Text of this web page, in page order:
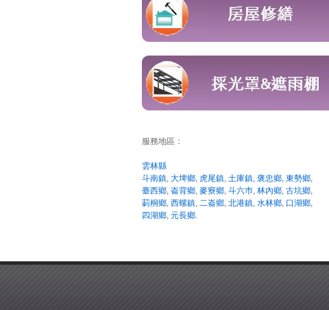
服務地區：
雲林縣
斗南鎮, 大埤鄉, 虎尾鎮, 土庫鎮, 褒忠鄉, 東勢鄉,
臺西鄉, 崙背鄉, 麥竂鄉, 斗六巿, 林內鄉, 古坑鄉,
莿桐鄉, 西螺鎮, 二崙鄉, 北港鎮, 水林鄉, 口湖鄉,
四湖鄉, 元長鄉.